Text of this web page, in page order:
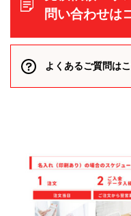
問い合わせは
よくあるご質問は